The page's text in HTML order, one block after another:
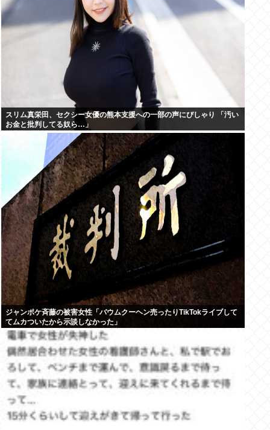
スリム真栄田、セクシー女優の熊本支援への一部の声にぴしゃり 「汚い
お金と批判してる奴ら…」
ジャンポケ斉藤の被害女性「バウムクーヘン売ったりTikTokライブして
てムカついたから示談しなかった」